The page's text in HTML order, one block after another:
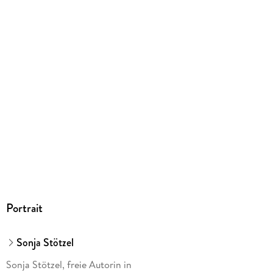
Portrait
Sonja Stötzel
Sonja Stötzel, freie Autorin in